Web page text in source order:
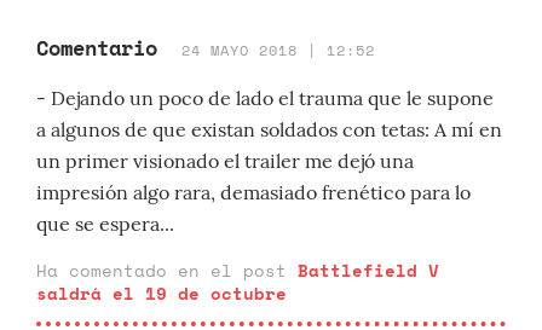
Comentario 24 MAYO 2018 | 12:52
- Dejando un poco de lado el trauma que le supone
a algunos de que existan soldados con tetas: A mí en
un primer visionado el trailer me dejó una
impresión algo rara, demasiado frenético para lo
que se espera...
Ha comentado en el post Battlefield V
saldrá el 19 de octubre